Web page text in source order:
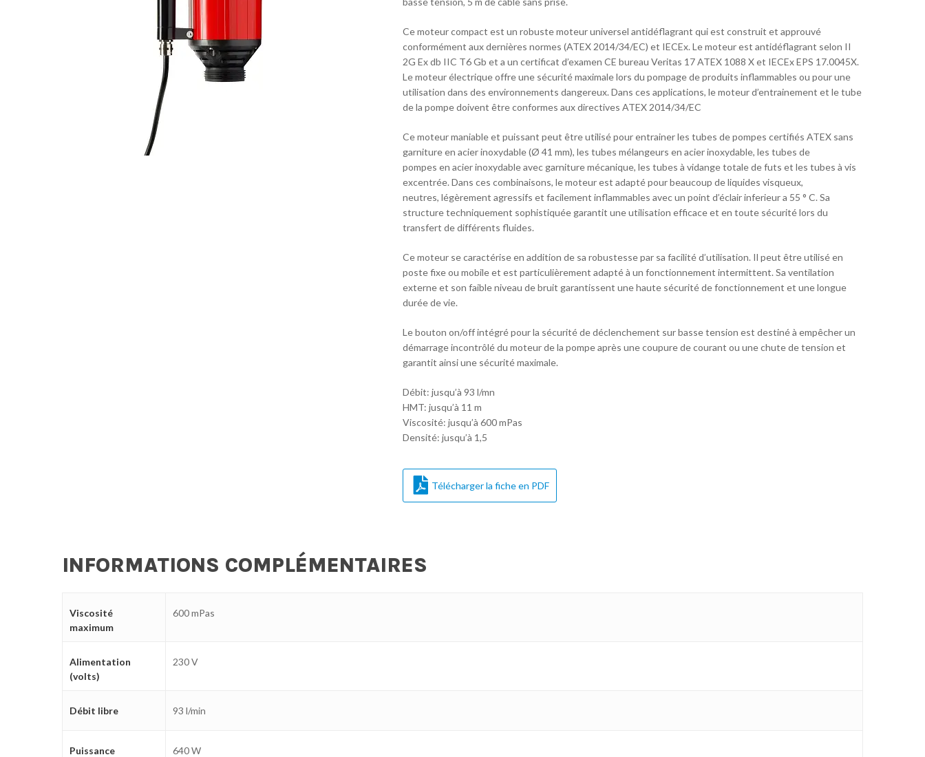
Ce moteur compact est un robuste moteur universel antidéflagrant qui est construit et approuvé
conformément aux dernières normes (ATEX 2014/34/EC) et IECEx. Le moteur est antidéflagrant selon II
2G Ex db IIC T6 Gb et a un certificat d’examen CE bureau Veritas 17 ATEX 1088 X et IECEx EPS 17.0045X.
Le moteur électrique offre une sécurité maximale lors du pompage de produits inflammables ou pour une
utilisation dans des environnements dangereux. Dans ces applications, le moteur d’entrainement et le tube
de la pompe doivent être conformes aux directives ATEX 2014/34/EC
Ce moteur maniable et puissant peut être utilisé pour entrainer les tubes de pompes certifiés ATEX sans
garniture en acier inoxydable (Ø 41 mm), les tubes mélangeurs en acier inoxydable, les tubes de
pompes en acier inoxydable avec garniture mécanique, les tubes à vidange totale de futs et les tubes à vis
excentrée. Dans ces combinaisons, le moteur est adapté pour beaucoup de liquides visqueux,
neutres, légèrement agressifs et facilement inflammables avec un point d’éclair inferieur a 55 ° C. Sa
structure techniquement sophistiquée garantit une utilisation efficace et en toute sécurité lors du
transfert de différents fluides.
Ce moteur se caractérise en addition de sa robustesse par sa facilité d’utilisation. Il peut être utilisé en
poste fixe ou mobile et est particulièrement adapté à un fonctionnement intermittent. Sa ventilation
externe et son faible niveau de bruit garantissent une haute sécurité de fonctionnement et une longue
durée de vie.
Le bouton on/off intégré pour la sécurité de déclenchement sur basse tension est destiné à empêcher un
démarrage incontrôlé du moteur de la pompe après une coupure de courant ou une chute de tension et
garantit ainsi une sécurité maximale.
Débit: jusqu’à 93 l/mn
HMT: jusqu’à 11 m
Viscosité: jusqu’à 600 mPas
Densité: jusqu’à 1,5
Télécharger la fiche en PDF
INFORMATIONS COMPLÉMENTAIRES
Viscosité
maximum
600 mPas
Alimentation
(volts)
230 V
Débit libre 93 l/min
Puissance 640 W